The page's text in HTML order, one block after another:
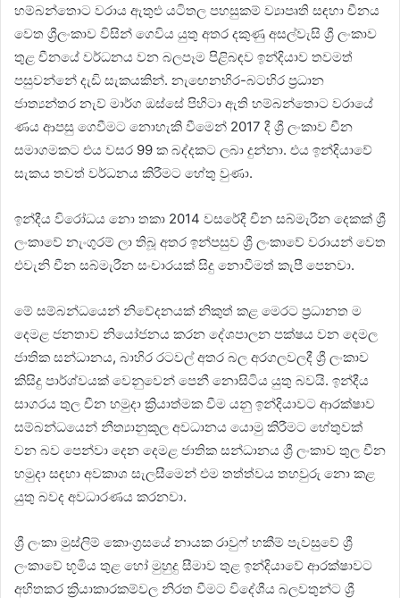
හම්බන්තොට වරාය ඇතුළු යටිතල පහසුකම් ව්‍යාපෘති සඳහා චීනය
වෙත ශ්‍රීලංකාව විසින් ගෙවිය යුතු අතර දකුණු අසල්වැසි ශ්‍රී ලංකාව
තුළ චීනයේ වර්ධනය වන බලපෑම පිළිබඳව ඉන්දියාව තවමත්
පසුවන්නේ දැඩි සැකයකින්. නැඟෙනහිර-බටහිර ප්‍රධාන
ජාත්‍යන්තර නැව් මාර්ග ඔස්සේ පිහිටා ඇති හම්බන්තොට වරායේ
ණය ආපසු ගෙවීමට නොහැකි වීමෙන් 2017 දී ශ්‍රී ලංකාව චීන
සමාගමකට එය වසර 99 ක බද්දකට ලබා දුන්නා. එය ඉන්දියාවේ
සැකය තවත් වර්ධනය කිරීමට හේතු වුණා.
ඉන්දීය විරෝධය නො තකා 2014 වසරේදී චීන සබ්මැරීන දෙකක් ශ්‍රී
ලංකාවේ නැංගුරම් ලා තිබූ අතර ඉන්පසුව ශ්‍රී ලංකාවේ වරායන් වෙත
එවැනි චීන සබ්මැරීන සංචාරයක් සිදු නොවීමත් කැපී පෙනවා.
මේ සම්බන්ධයෙන් නිවේදනයක් නිකුත් කළ මෙරට ප්‍රධානත ම
දෙමළ ජනතාව නියෝජනය කරන දේශපාලන පක්ෂය වන දෙමල
ජාතික සන්ධානය, බාහිර රටවල් අතර බල අරගලවලදී ශ්‍රී ලංකාව
කිසිදු පාර්ශ්වයක් වෙනුවෙන් පෙනී නොසිටිය යුතු බවයි. ඉන්දීය
සාගරය තුල චීන හමුදා ක්‍රියාත්මක වීම යනු ඉන්දියාවට ආරක්ෂාව
සම්බන්ධයෙන් නීත්‍යානුකූල අවධානය යොමු කිරීමට හේතුවක්
වන බව පෙන්වා දෙන දෙමළ ජාතික සන්ධානය ශ්‍රී ලංකාව තුල චීන
හමුදා සඳහා අවකාශ සැලසීමෙන් එම තත්ත්වය තහවුරු නො කළ
යුතු බවද අවධාරණය කරනවා.
ශ්‍රී ලංකා මුස්ලිම් කොංග්‍රසයේ නායක රාවුෆ් හකීම් පැවසුවේ ශ්‍රී
ලංකාවේ භූමිය තුළ හෝ මුහුදු සීමාව තුළ ඉන්දියාවේ ආරක්ෂාවට
අහිතකර ක්‍රියාකාරකම්වල නිරත වීමට විදේශීය බලවතුන්ට ශ්‍රී